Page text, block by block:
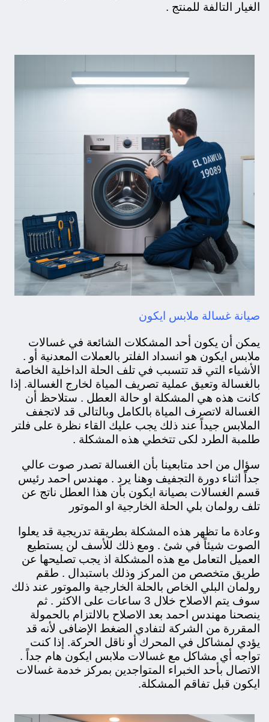
الغيار التالفة للمنتج .
صيانة غسالة ملابس ايكون
يمكن أن يكون أحد المشكلات الشائعة في غسالات
ملابس ايكون هو انسداد الفلتر بالعملات المعدنية أو .
الأشياء التي قد تتسبب في تلف الحلة الداخلية الخاصة
بالغسالة وتعيق عملية تصريف المياة لخارج الغسالة. إذا
كانت هذه هي المشكلة او حالة العطل . ستلاحظ أن
الغسالة لاتصرف المياة بالكامل وبالتالى قد لاتجفف
الملابس جيداً عند ذلك يجب عليك القاء نظرة على فلتر
طلمبة الطرد لكى تتخطي هذه المشكلة .
سؤال من احد متابعينا بأن الغسالة تصدر صوت عالي
جداً اثناء دورة التجفيف وهنا يرد . مهندس احمد رئيس
قسم الغسالات بصيانة ايكون بأن هذا العطل ناتج عن
تلف رولمان بلي الحلة الخارجية او الموتور
وعادة ما تظهر هذه المشكلة بطريقة تدريجية قد يعلوا
الصوت شيئاً في شئ . ومع ذلك للأسف لن يستطيع
العميل التعامل مع هذه المشكلة اذ يجب تصليحها عن
طريق متخصص من المركز وذلك باستبدال . طقم
رولمان البلي الخاص بالحلة الخارجية والموتور عند ذلك
سوف يتم الاصلاح خلال 3 ساعات على الاكثر . ثم
ينصحنا مهندس احمد بعد الاصلاح بالالتزام بالحمولة
المقررة من الشركة لتفادي الضغط الإضافى لأنه قد
يؤدي لمشاكل في المحرك أو ناقل الحركة. إذا كنت
تواجه أي مشاكل مع غسالات ملابس ايكون هام جداً .
الاتصال بأحد الخبراء المتواجدين بمركز خدمة غسالات
ايكون قبل تفاقم المشكلة.